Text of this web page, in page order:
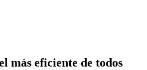
más eficiente de todos